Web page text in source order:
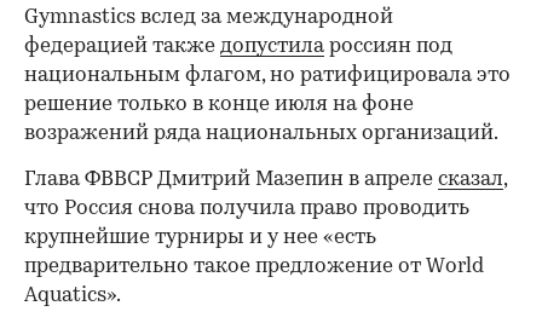
Gymnastics вслед за международной
федерацией также допустилароссиян под
национальным флагом, но ратифицировала это
решение только в конце июля на фоне
возражений ряда национальных организаций.
Глава ФВВСР Дмитрий Мазепин в апреле сказал,
что Россия снова получила право проводить
крупнейшие турниры и у нее «есть
предварительно такое предложение от World
Aquatics».